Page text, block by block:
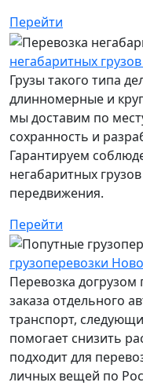
Перейти
негабаритных
Грузы такого типа
длинномерные и
мы доставим по
сохранность и
Гарантируем
негабаритных
передвижения.
Перейти
грузоперевозки
Перевозка догрузом
заказа отдельного
транспорт,
помогает снизить
подходит для
личных вещей по